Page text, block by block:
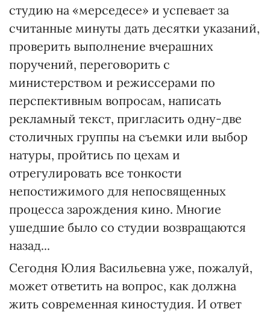
студию на «мерседесе» и успевает за
считанные минуты дать десятки указаний,
проверить выполнение вчерашних
поручений, переговорить с
министерством и режиссерами по
перспективным вопросам, написать
рекламный текст, пригласить одну-две
столичных группы на съемки или выбор
натуры, пройтись по цехам и
отрегулировать все тонкости
непостижимого для непосвященных
процесса зарождения кино. Многие
ушедшие было со студии возвращаются
назад...
Сегодня Юлия Васильевна уже, пожалуй,
может ответить на вопрос, как должна
жить современная киностудия. И ответ